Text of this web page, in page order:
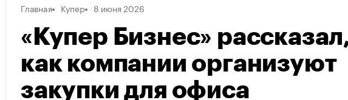
наличной валюты
Главная Купер 8 июня 2026
«Купер Бизнес»
как компании организуют
закупки для офиса